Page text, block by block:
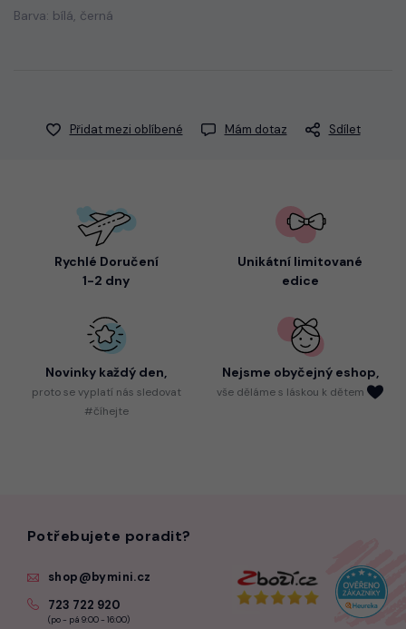
Barva: bílá, černá
Přidat mezi oblíbené Mám dotaz Sdílet
Rychlé Doručení
1-2 dny
Unikátní limitované
edice
Novinky každý den,
protose vyplatí nás sledovat
#číhejte
Nejsme obyčejný eshop,
vše děláme s láskou k dětem
Potřebujete poradit?
shop@bymini.cz
723 722 920
(po - pá 9:00 - 16:00)